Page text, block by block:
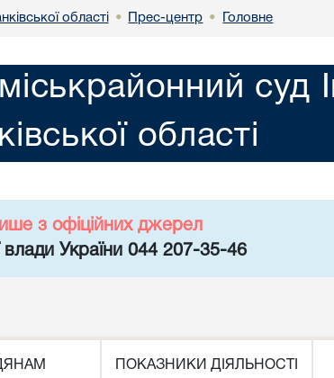
області • Прес-центр • Головне
суд
області
з офіційних джерел
України 044 207-35-46
ПОКАЗНИКИ ДІЯЛЬНОСТІ